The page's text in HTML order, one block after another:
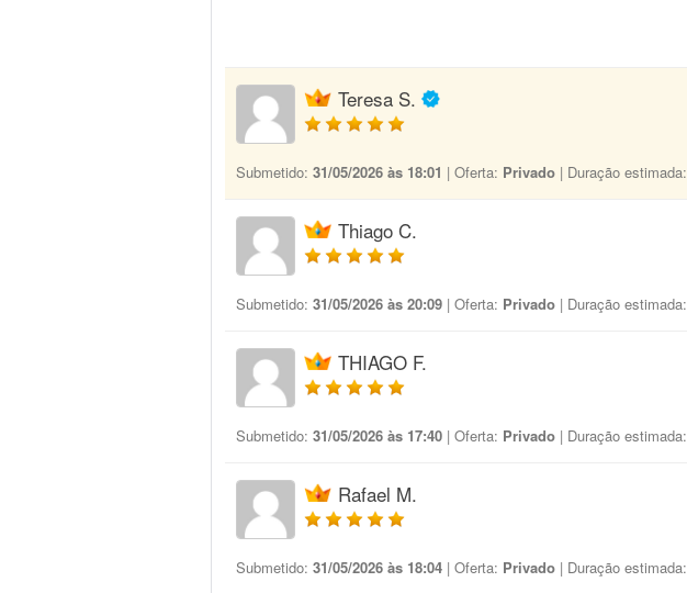
Teresa S.
Submetido: 31/05/2026 às 18:01 | Oferta: Privado | Duração estimada:
Thiago C.
Submetido: 31/05/2026 às 20:09 | Oferta: Privado | Duração estimada:
THIAGO F.
Submetido: 31/05/2026 às 17:40 | Oferta: Privado | Duração estimada:
Rafael M.
Submetido: 31/05/2026 às 18:04 | Oferta: Privado | Duração estimada: